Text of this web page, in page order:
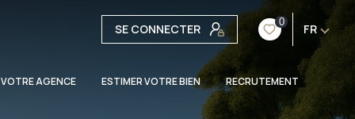
SE CONNECTER 0 FR
AGENCE ESTIMER VOTRE BIEN RECRUTEMENT